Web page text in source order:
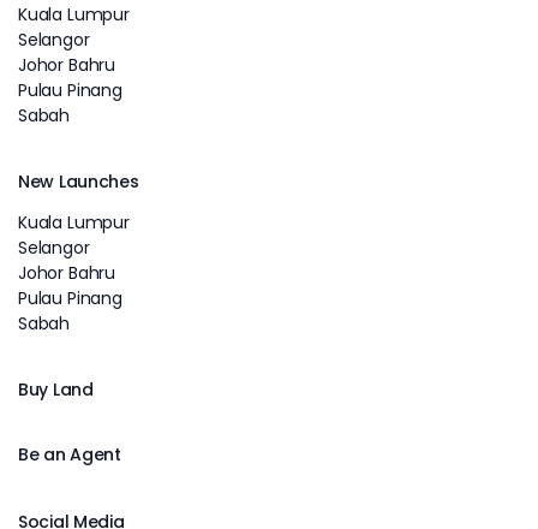
Kuala Lumpur
Selangor
Johor Bahru
Pulau Pinang
Sabah
New Launches
Kuala Lumpur
Selangor
Johor Bahru
Pulau Pinang
Sabah
Buy Land
Be an Agent
Social Media